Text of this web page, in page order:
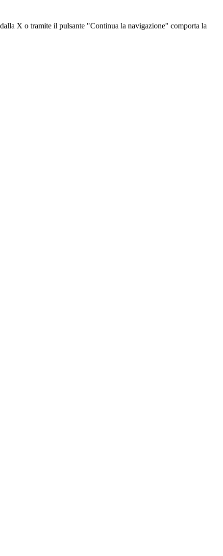
X o tramite il pulsante "Continua la navigazione" comporta la